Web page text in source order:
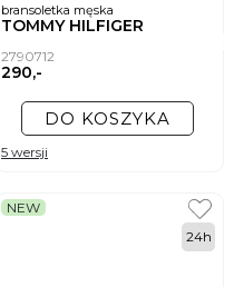
bransoletka męska
TOMMY HILFIGER
2790712
290,-
DO KOSZYKA
5 wersji
NEW
24h